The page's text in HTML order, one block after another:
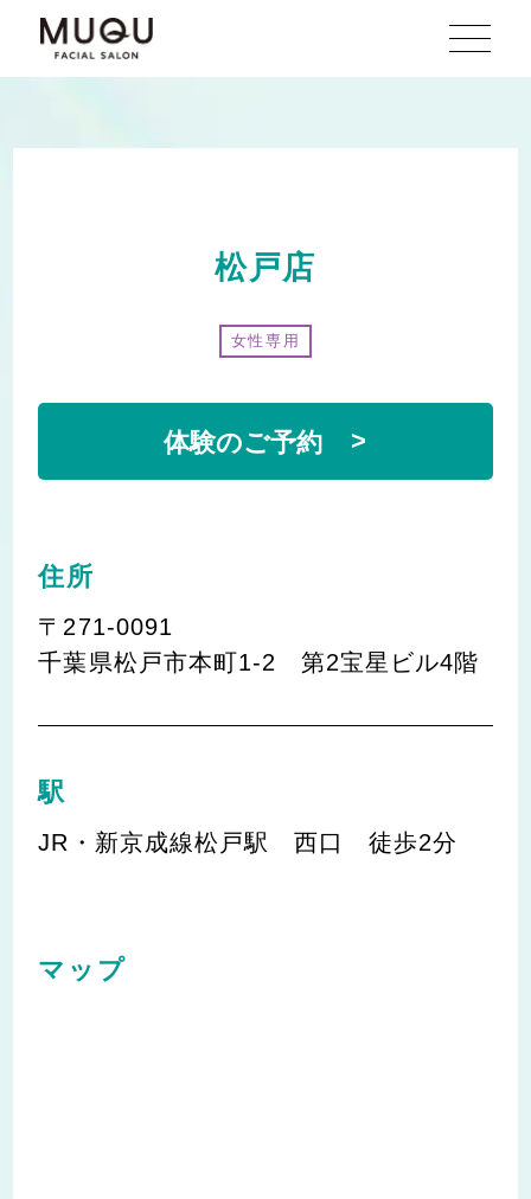
松戸店
女性専用
体験のご予約
住所
〒271-0091
千葉県松戸市本町1-2 第2宝星ビル4階
駅
JR・新京成線松戸駅 西口 徒歩2分
マップ